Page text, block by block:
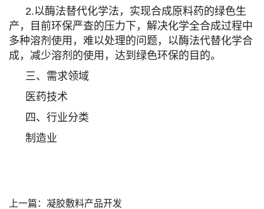
2.以酶法替代化学法，实现合成原料药的绿色生
产，目前环保严查的压力下，解决化学全合成过程中
多种溶剂使用，难以处理的问题，以酶法代替化学合
成，减少溶剂的使用，达到绿色环保的目的。
三、需求领域
医药技术
四、行业分类
制造业
上一篇： 凝胶敷料产品开发